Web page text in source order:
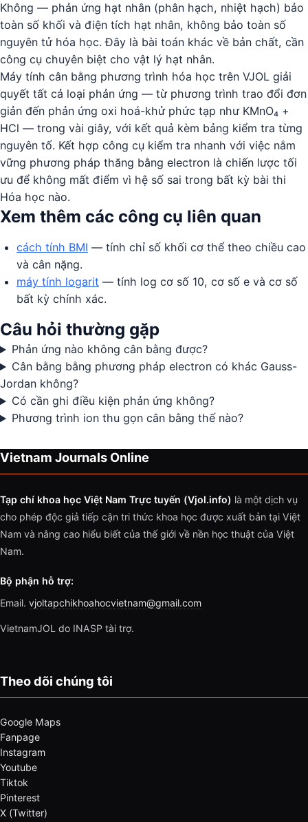
Không — phản ứng hạt nhân (phân hạch, nhiệt hạch) bảo
toàn số khối và điện tích hạt nhân, không bảo toàn số
nguyên tử hóa học. Đây là bài toán khác về bản chất, cần
công cụ chuyên biệt cho vật lý hạt nhân.
Máy tính cân bằng phương trình hóa học trên VJOL giải
quyết tất cả loại phản ứng — từ phương trình trao đổi đơn
giản đến phản ứng oxi hoá-khử phức tạp như KMnO₄ +
HCl — trong vài giây, với kết quả kèm bảng kiểm tra từng
nguyên tố. Kết hợp công cụ kiểm tra nhanh với việc nắm
vững phương pháp thăng bằng electron là chiến lược tối
ưu để không mất điểm vì hệ số sai trong bất kỳ bài thi
Hóa học nào.
Xem thêm các công cụ liên quan
cách tính BMI — tính chỉ số khối cơ thể theo chiều cao
và cân nặng.
máy tính logarit — tính log cơ số 10, cơ số e và cơ số
bất kỳ chính xác.
Câu hỏi thường gặp
Phản ứng nào không cân bằng được?
Cân bằng bằng phương pháp electron có khác Gauss-
Jordan không?
Có cần ghi điều kiện phản ứng không?
Phương trình ion thu gọn cân bằng thế nào?
Vietnam Journals Online
Tạp chí khoa học Việt Nam Trực tuyến (Vjol.info) là một dịch vụ
cho phép độc giả tiếp cận tri thức khoa học được xuất bản tại Việt
Nam và nâng cao hiểu biết của thế giới về nền học thuật của Việt
Nam.
Bộ phận hỗ trợ:
Email. vjoltapchikhoahocvietnam@gmail.com
VietnamJOL do INASP tài trợ.
Theo dõi chúng tôi
Google Maps
Fanpage
Instagram
Youtube
Tiktok
Pinterest
X (Twitter)